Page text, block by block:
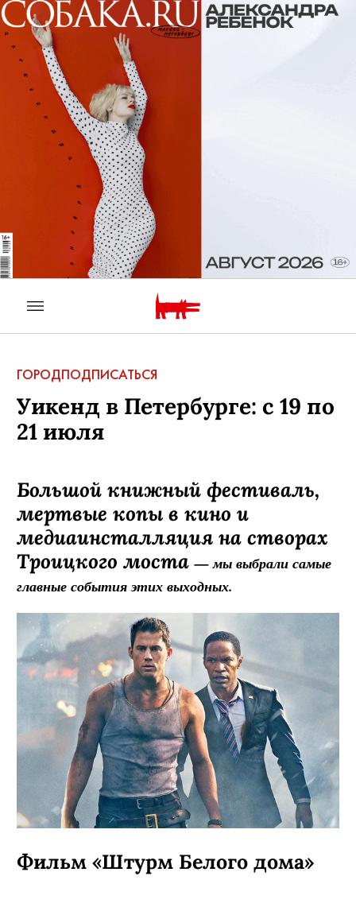
ГОРОДПОДПИСАТЬСЯ
Уикенд в Петербурге: с 19 по
21 июля
Большой книжный фестиваль,
мертвые копы в кино и
медиаинсталляция на створах
Троицкого моста— мы выбрали самые
главные события этих выходных.
Фильм «Штурм Белого дома»